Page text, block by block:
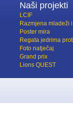
Naši projekti
LCIF
Razmjena mladeži
Poster mira
Regata jedrima
Foto natječaj
Grand prix
Lions QUEST